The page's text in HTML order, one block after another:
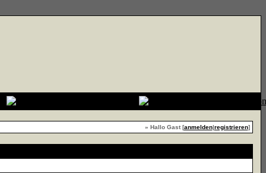
» Hallo Gast [anmelden|registrieren]